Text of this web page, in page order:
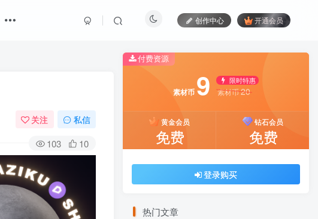
创作中心 开通会员
关注 私信
103 10
付费资源
素材币 9 限时特惠
素材币20
黄金会员
免费
钻石会员
免费
登录购买
热门文章